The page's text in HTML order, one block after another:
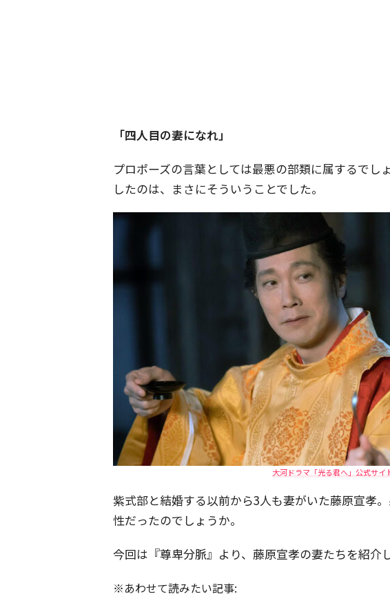
「四人目の妻になれ」
プロポーズの言葉としては最悪の部類に属するでし
したのは、まさにそういうことでした。
大河ドラマ「光る君へ」公式サイ
紫式部と結婚する以前から3人も妻がいた藤原宣孝
性だったのでしょうか。
今回は『尊卑分脈』より、藤原宣孝の妻たちを紹介
※あわせて読みたい記事: